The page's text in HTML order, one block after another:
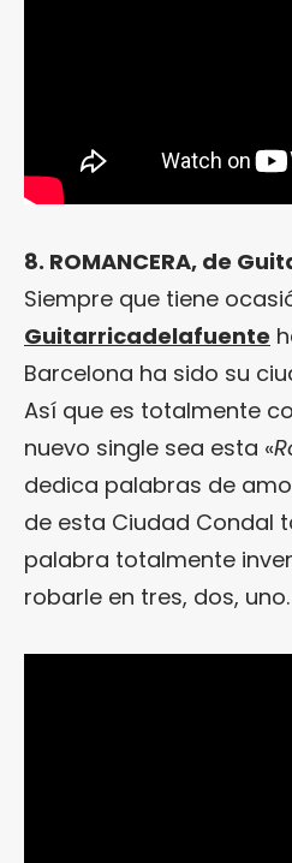
8. ROMANCERA, de
Siempre que tiene
Guitarricadelafuente
Barcelona ha sido su
Así que es totalmente
nuevo single sea esta «
dedica palabras de
de esta Ciudad Condal
palabra totalmente
robarle en tres, dos, uno.